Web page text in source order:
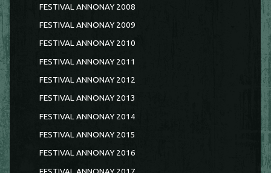
FESTIVAL ANNONAY 2008
FESTIVAL ANNONAY 2009
FESTIVAL ANNONAY 2010
FESTIVAL ANNONAY 2011
FESTIVAL ANNONAY 2012
FESTIVAL ANNONAY 2013
FESTIVAL ANNONAY 2014
FESTIVAL ANNONAY 2015
FESTIVAL ANNONAY 2016